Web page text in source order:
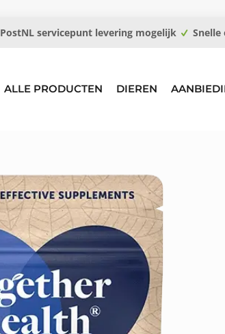
PostNL servicepunt levering mogelijk Snelle
ALLE PRODUCTEN DIEREN